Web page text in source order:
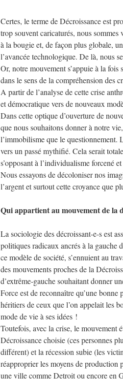
Certes, le terme de Décroissance est
trop souvent caricaturés, nous
à la bougie et, de façon plus globale,
l’avancée technologique. De là, nous
Or, notre mouvement s’appuie à la
dans le sens de la compréhension des
A partir de l’analyse de cette crise
et démocratique vers de nouveaux
Dans cette optique d’ouverture de
que nous souhaitons donner à notre
l’immobilisme que le questionnement.
vers un passé mythifié. Cela serait
s’opposant à l’individualisme forcené
Nous essayons de décoloniser nos
l’argent et surtout cette croyance que
Qui appartient au mouvement de la
La sociologie des décroissant-e-s est
politiques radicaux ancrés à la gauche
ce modèle de société, s’ennuient au
des mouvements proches de la
d’extrême-gauche souhaitant donner
Force est de reconnaître qu’une bonne
héritiers de ceux que l’on appelait les
mode de vie à ses idées !
Toutefois, avec la crise, le mouvement
Décroissance choisie (ces personnes
différent) et la récession subie (les
réapproprier les moyens de production
une ville comme Detroit ou encore en